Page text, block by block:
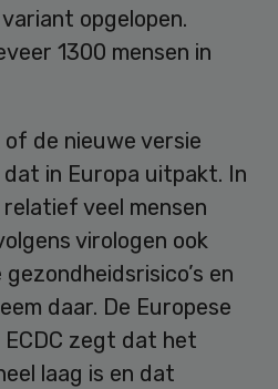
opgelopen.
1300 mensen in
de nieuwe versie
in Europa uitpakt. In
veel mensen
virologen ook
en
daar. De Europese
zegt dat het
laag is en dat